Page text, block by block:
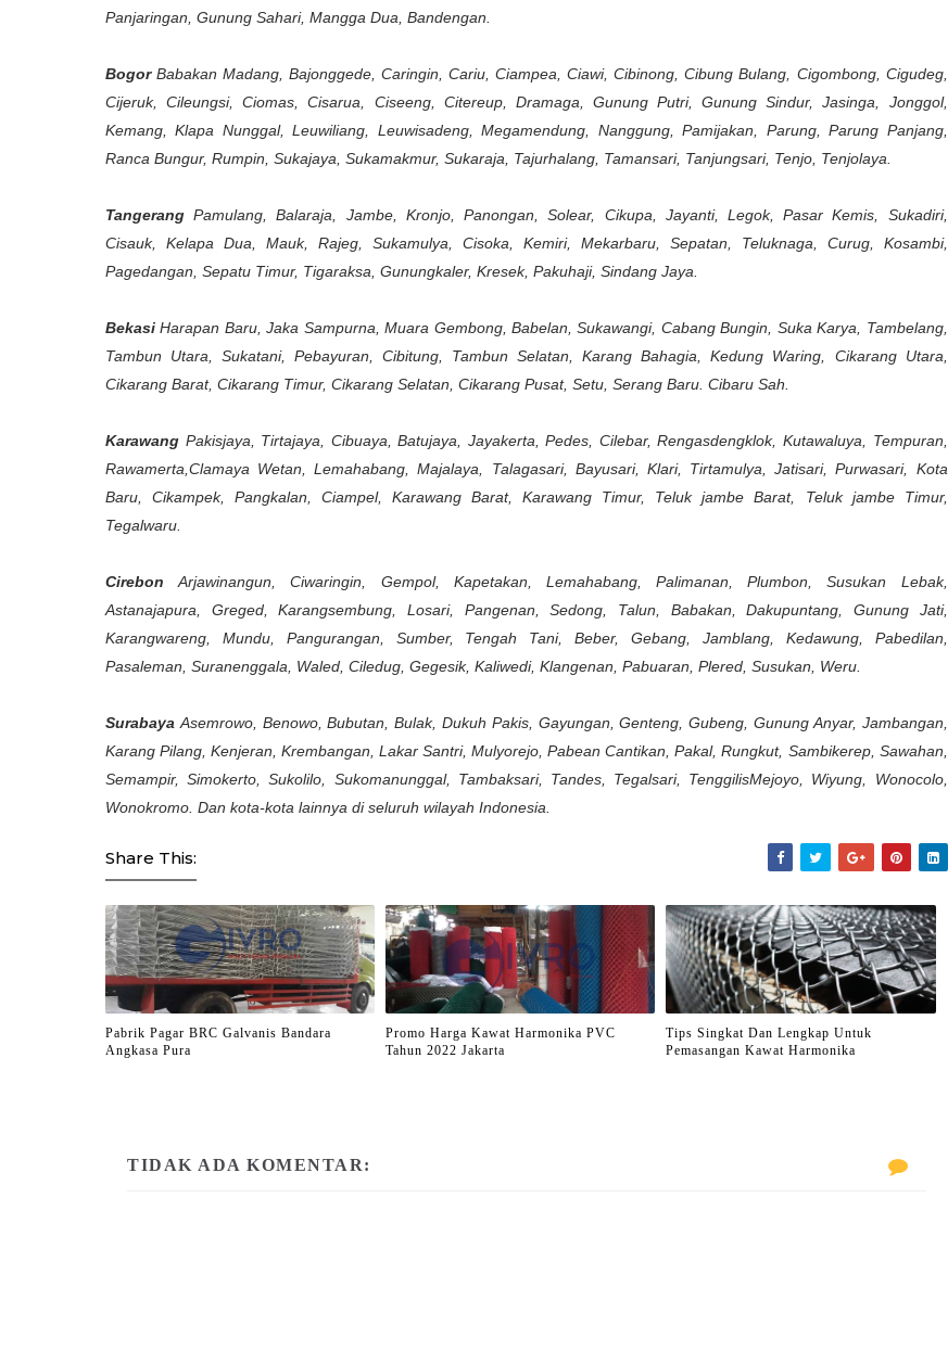
Panjaringan, Gunung Sahari, Mangga Dua, Bandengan.
BogorBabakan Madang, Bajonggede, Caringin, Cariu, Ciampea, Ciawi, Cibinong, Cibung Bulang, Cigombong, Cigudeg,
Cijeruk, Cileungsi, Ciomas, Cisarua, Ciseeng, Citereup, Dramaga, Gunung Putri, Gunung Sindur, Jasinga, Jonggol,
Kemang, Klapa Nunggal, Leuwiliang, Leuwisadeng, Megamendung, Nanggung, Pamijakan, Parung, Parung Panjang,
Ranca Bungur, Rumpin, Sukajaya, Sukamakmur, Sukaraja, Tajurhalang, Tamansari, Tanjungsari, Tenjo, Tenjolaya.
Tangerang Pamulang, Balaraja, Jambe, Kronjo, Panongan, Solear, Cikupa, Jayanti, Legok, Pasar Kemis, Sukadiri,
Cisauk, Kelapa Dua, Mauk, Rajeg, Sukamulya, Cisoka, Kemiri, Mekarbaru, Sepatan, Teluknaga, Curug, Kosambi,
Pagedangan, Sepatu Timur, Tigaraksa, Gunungkaler, Kresek, Pakuhaji, Sindang Jaya.
Bekasi Harapan Baru, Jaka Sampurna, Muara Gembong, Babelan, Sukawangi, Cabang Bungin, Suka Karya, Tambelang,
Tambun Utara, Sukatani, Pebayuran, Cibitung, Tambun Selatan, Karang Bahagia, Kedung Waring, Cikarang Utara,
Cikarang Barat, Cikarang Timur, Cikarang Selatan, Cikarang Pusat, Setu, Serang Baru. Cibaru Sah.
Karawang Pakisjaya, Tirtajaya, Cibuaya, Batujaya, Jayakerta, Pedes, Cilebar, Rengasdengklok, Kutawaluya, Tempuran,
Rawamerta,Clamaya Wetan, Lemahabang, Majalaya, Talagasari, Bayusari, Klari, Tirtamulya, Jatisari, Purwasari, Kota
Baru, Cikampek, Pangkalan, Ciampel, Karawang Barat, Karawang Timur, Teluk jambe Barat, Teluk jambe Timur,
Tegalwaru.
Cirebon Arjawinangun, Ciwaringin, Gempol, Kapetakan, Lemahabang, Palimanan, Plumbon, Susukan Lebak,
Astanajapura, Greged, Karangsembung, Losari, Pangenan, Sedong, Talun, Babakan, Dakupuntang, Gunung Jati,
Karangwareng, Mundu, Pangurangan, Sumber, Tengah Tani, Beber, Gebang, Jamblang, Kedawung, Pabedilan,
Pasaleman, Suranenggala, Waled, Ciledug, Gegesik, Kaliwedi, Klangenan, Pabuaran, Plered, Susukan, Weru.
Surabaya Asemrowo, Benowo, Bubutan, Bulak, Dukuh Pakis, Gayungan, Genteng, Gubeng, Gunung Anyar, Jambangan,
Karang Pilang, Kenjeran, Krembangan, Lakar Santri, Mulyorejo, Pabean Cantikan, Pakal, Rungkut, Sambikerep, Sawahan,
Semampir, Simokerto, Sukolilo, Sukomanunggal, Tambaksari, Tandes, Tegalsari, TenggilisMejoyo, Wiyung, Wonocolo,
Wonokromo. Dan kota-kota lainnya di seluruh wilayah Indonesia.
Share This:
Pabrik Pagar BRC Galvanis Bandara
Angkasa Pura
Promo Harga Kawat Harmonika PVC
Tahun 2022 Jakarta
Tips Singkat Dan Lengkap Untuk
Pemasangan Kawat Harmonika
TIDAK ADA KOMENTAR: